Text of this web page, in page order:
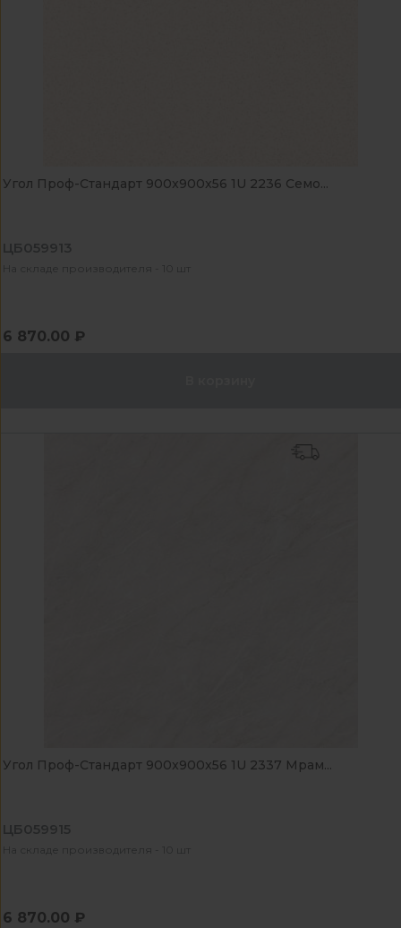
Угол Проф-Стандарт 900x900x56 1U 2236 Семо...
ЦБ059913
На складе производителя - 10 шт
6 870.00 ₽
Угол Проф-Стандарт 900x900x56 1U 2337 Мрам...
ЦБ059915
На складе производителя - 10 шт
6 870.00 ₽